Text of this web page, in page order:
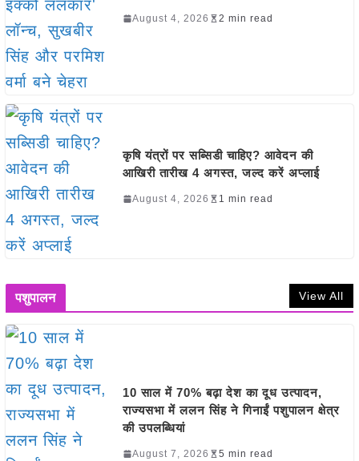
August 4, 2026 2 min read
कृषि यंत्रों पर सब्सिडी चाहिए? आवेदन की
आखिरी तारीख 4 अगस्त, जल्द करें अप्लाई
August 4, 2026 1 min read
पशुपालन View All
10 साल में 70% बढ़ा देश का दूध उत्पादन,
राज्यसभा में ललन सिंह ने गिनाईं पशुपालन क्षेत्र
की उपलब्धियां
August 7, 2026 5 min read